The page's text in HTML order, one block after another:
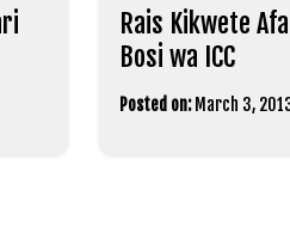
Rais Kikwete
Bosi wa ICC
Posted on: March 3,